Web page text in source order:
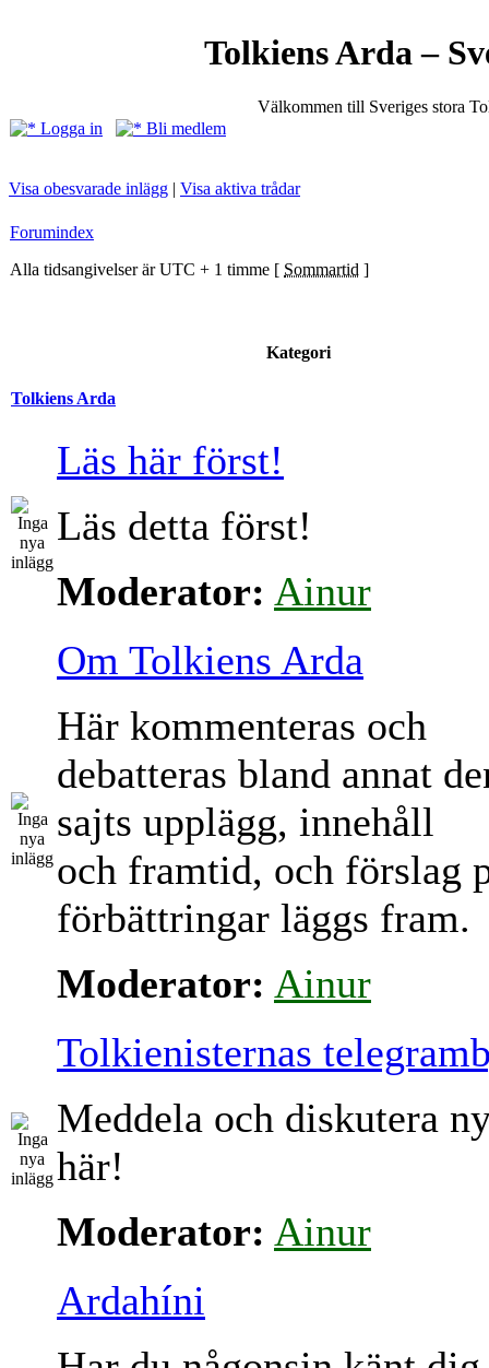
Tolkiens Arda –
Välkommen till Sveriges stora
Logga in
Bli medlem
Visa obesvarade inlägg | Visa aktiva trådar
Forumindex
Alla tidsangivelser är UTC + 1 timme [ Sommartid ]
Kategori
Tolkiens Arda
Läs här först!
Läs detta först!
Moderator: Ainur
Om Tolkiens Arda
Här kommenteras och
debatteras bland annat
sajts upplägg, innehåll
och framtid, och förslag
förbättringar läggs fram.
Moderator: Ainur
Tolkienisternas
Meddela och diskutera
här!
Moderator: Ainur
Ardahíni